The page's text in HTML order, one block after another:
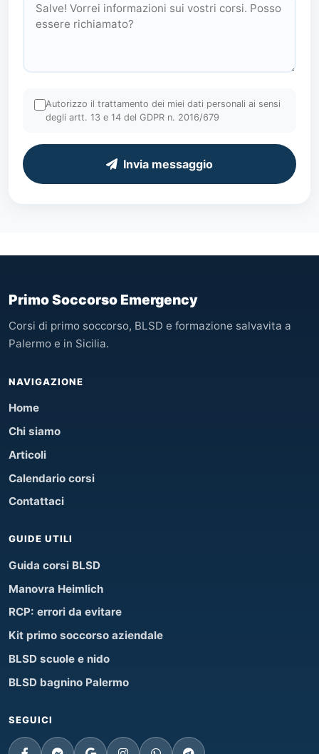
Autorizzo il trattamento dei miei dati personali ai sensi
degli artt. 13 e 14 del GDPR n. 2016/679
Invia messaggio
Primo Soccorso Emergency
Corsi di primo soccorso, BLSD e formazione salvavita a
Palermo e in Sicilia.
NAVIGAZIONE
Home
Chi siamo
Articoli
Calendario corsi
Contattaci
GUIDE UTILI
Guida corsi BLSD
Manovra Heimlich
RCP: errori da evitare
Kit primo soccorso aziendale
BLSD scuole e nido
BLSD bagnino Palermo
SEGUICI